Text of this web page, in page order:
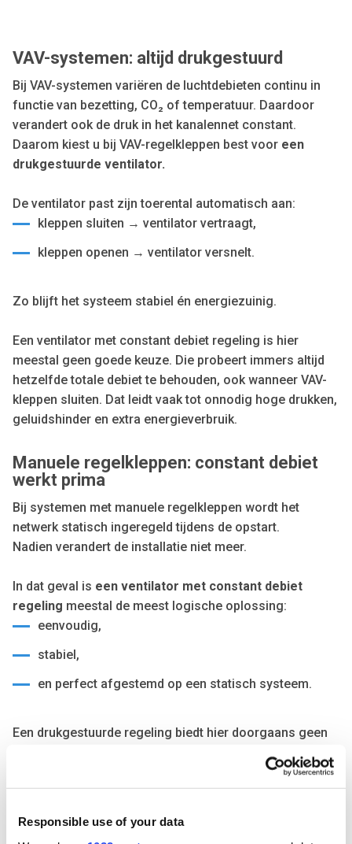
Responsible use of your data
VAV-systemen: altijd drukgestuurd
Bij VAV-systemen variëren de luchtdebieten continu in
functie van bezetting, CO₂ of temperatuur. Daardoor
verandert ook de druk in het kanalennet constant.
Daarom kiest u bij VAV-regelkleppen best voor een
drukgestuurde ventilator.
De ventilator past zijn toerental automatisch aan:
kleppen sluiten → ventilator vertraagt,
kleppen openen → ventilator versnelt.
Zo blijft het systeem stabiel én energiezuinig.
Een ventilator met constant debiet regeling is hier
meestal geen goede keuze. Die probeert immers altijd
hetzelfde totale debiet te behouden, ook wanneer VAV-
kleppen sluiten. Dat leidt vaak tot onnodig hoge drukken,
geluidshinder en extra energieverbruik.
Manuele regelkleppen: constant debiet
werkt prima
Bij systemen met manuele regelkleppen wordt het
netwerk statisch ingeregeld tijdens de opstart.
Nadien verandert de installatie niet meer.
In dat geval is een ventilator met constant debiet
regeling meestal de meest logische oplossing:
eenvoudig,
stabiel,
en perfect afgestemd op een statisch systeem.
Een drukgestuurde regeling biedt hier doorgaans geen
CAV-systemen: hier loopt het vaak fout
Bij CAV-regelkleppen denken veel installateurs